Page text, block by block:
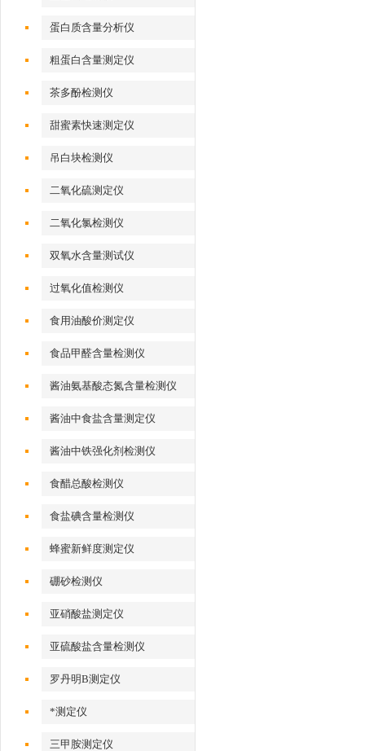
蛋白质含量分析仪
粗蛋白含量测定仪
茶多酚检测仪
甜蜜素快速测定仪
吊白块检测仪
二氧化硫测定仪
二氧化氯检测仪
双氧水含量测试仪
过氧化值检测仪
食用油酸价测定仪
食品甲醛含量检测仪
酱油氨基酸态氮含量检测仪
酱油中食盐含量测定仪
酱油中铁强化剂检测仪
食醋总酸检测仪
食盐碘含量检测仪
蜂蜜新鲜度测定仪
硼砂检测仪
亚硝酸盐测定仪
亚硫酸盐含量检测仪
罗丹明B测定仪
*测定仪
三甲胺测定仪